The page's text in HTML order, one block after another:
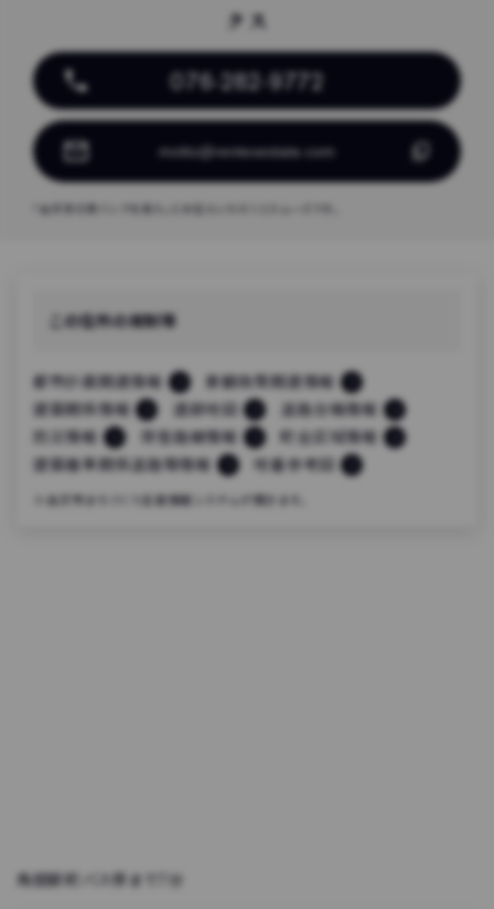
クス
076-282-9772
「金沢空き家バンクを見た」とお伝えいただくとスムーズです。
この住所の規制等
都市計画関連情報
景観政策関連情報
建築関係情報
遺跡地図
道路台帳情報
防災情報
除雪路線情報
町会区域情報
建築基準関係道路等情報
地番参考図
※金沢市まちづくり支援情報システムが開きます。
角間新町バス停まで7分